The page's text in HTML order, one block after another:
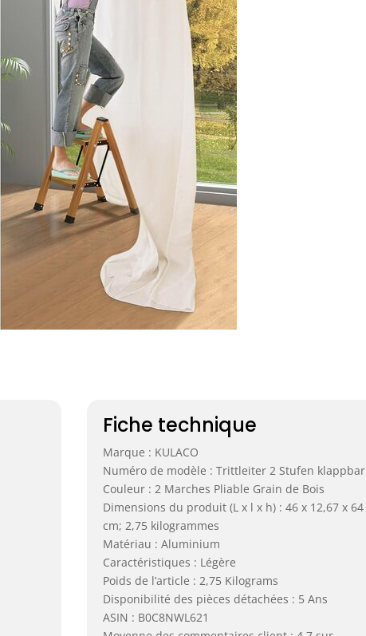
Fiche technique
Marque : KULACO
Numéro de modèle : Trittleiter 2 Stufen klappbar
Couleur : 2 Marches Pliable Grain de Bois
Dimensions du produit (L x l x h) : 46 x 12,67 x 64
cm; 2,75 kilogrammes
Matériau : Aluminium
Caractéristiques : Légère
Poids de l’article : 2,75 Kilograms
Disponibilité des pièces détachées : 5 Ans
ASIN : B0C8NWL621